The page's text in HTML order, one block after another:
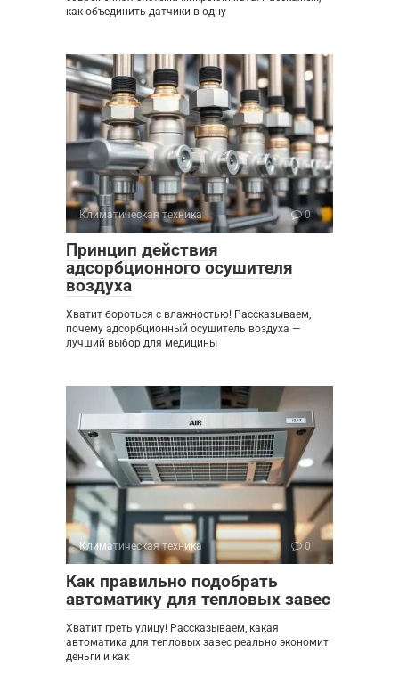
как объединить датчики в одну
Климатическая техника 0
Принцип действия
адсорбционного осушителя
воздуха
Хватит бороться с влажностью! Рассказываем,
почему адсорбционный осушитель воздуха —
лучший выбор для медицины
Климатическая техника 0
Как правильно подобрать
автоматику для тепловых завес
Хватит греть улицу! Рассказываем, какая
автоматика для тепловых завес реально экономит
деньги и как